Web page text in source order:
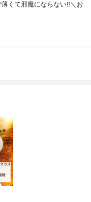
くて邪魔にならない‼︎＼お